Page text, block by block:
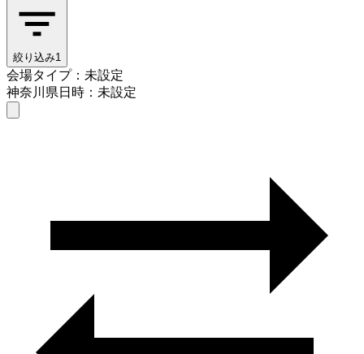
絞り込み1
会場タイプ：未設定
神奈川県日時：未設定